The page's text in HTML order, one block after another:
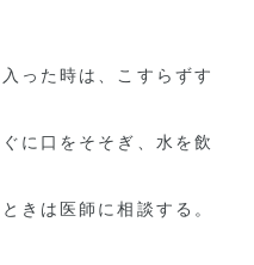
った時は、こすらずす
に口をそそぎ、水を飲
きは医師に相談する。